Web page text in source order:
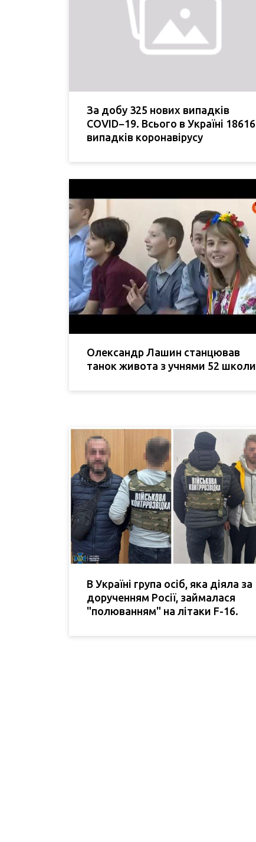
За добу 325 нових випадків
COVID−19. Всього в Україні 18616
випадків коронавірусу
Олександр Лашин станцював
танок живота з учнями 52 школи
В Україні група осіб, яка діяла за
дорученням Росії, займалася
"полюванням" на літаки F-16.